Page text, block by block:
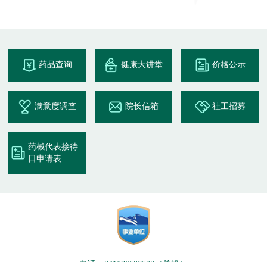
药品查询 健康大讲堂 价格公示
满意度调查 院长信箱 社工招募
药械代表接待
日申请表